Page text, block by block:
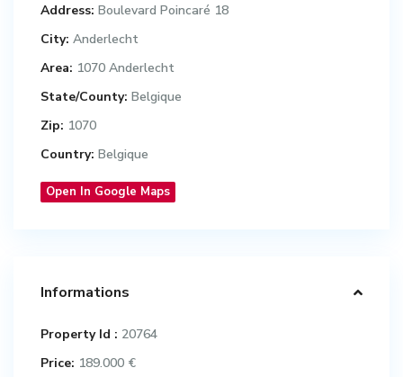
Address: Boulevard Poincaré 18
City: Anderlecht
Area: 1070 Anderlecht
State/County: Belgique
Zip: 1070
Country: Belgique
Open In Google Maps
Informations
Property Id : 20764
Price: 189.000 €